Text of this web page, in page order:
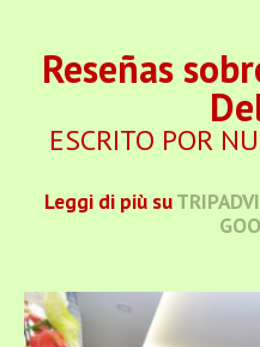
Reseñas
ESCRITO POR
Leggi di più su